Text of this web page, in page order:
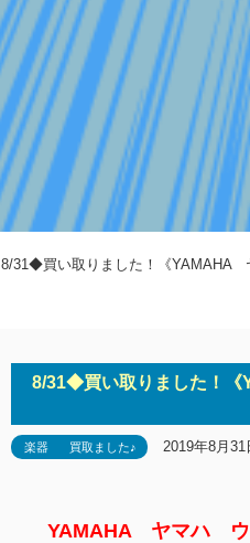
8/31◆買い取りました！《
8/31◆買い取りました！
楽器 買取ました♪ 2019年8月31
YAMAHA ヤマハ ウ